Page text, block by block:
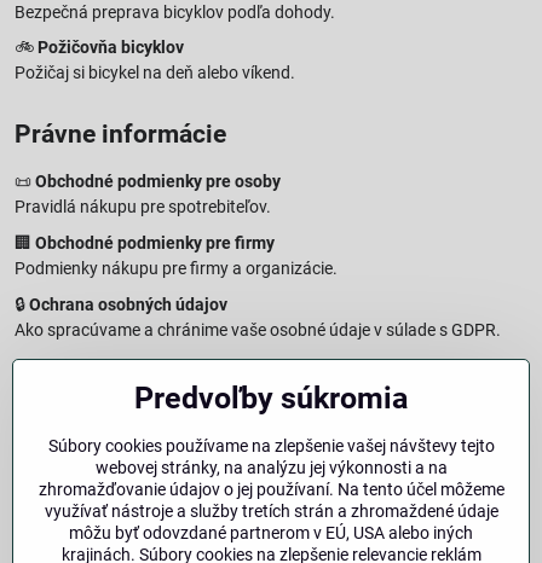
Bezpečná preprava bicyklov podľa dohody.
🚲 Požičovňa bicyklov
Požičaj si bicykel na deň alebo víkend.
Právne informácie
📜 Obchodné podmienky pre osoby
Pravidlá nákupu pre spotrebiteľov.
🏢 Obchodné podmienky pre firmy
Podmienky nákupu pre firmy a organizácie.
🔒Ochrana osobných údajov
Ako spracúvame a chránime vaše osobné údaje v súlade s GDPR.
🧾Reklamačný formulár
Jednoduché podanie reklamácie
Vzorový formulár pre odstúpenie od zmluvy a vrátenie tovaru.
Právna doložka – Autorské práva
Informácie o ochrane obsahu, značiek a fotografií vrátane
podmienok.
Predvoľby súkromia
Súbory cookies používame na zlepšenie vašej návštevy tejto
webovej stránky, na analýzu jej výkonnosti a na
zhromažďovanie údajov o jej používaní. Na tento účel môžeme
využívať nástroje a služby tretích strán a zhromaždené údaje
môžu byť odovzdané partnerom v EÚ, USA alebo iných
krajinách. Súbory cookies na zlepšenie relevancie reklám